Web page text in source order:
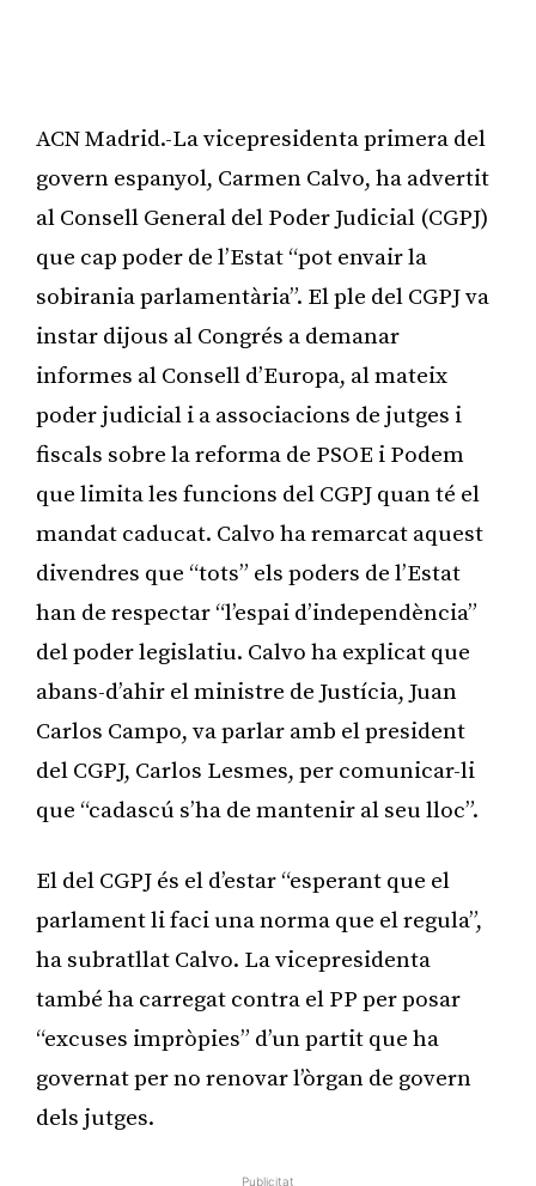
ACN Madrid.-La vicepresidenta primera del
govern espanyol, Carmen Calvo, ha advertit
al Consell General del Poder Judicial (CGPJ)
que cap poder de l’Estat “pot envair la
sobirania parlamentària”. El ple del CGPJ va
instar dijous al Congrés a demanar
informes al Consell d’Europa, al mateix
poder judicial i a associacions de jutges i
fiscals sobre la reforma de PSOE i Podem
que limita les funcions del CGPJ quan té el
mandat caducat. Calvo ha remarcat aquest
divendres que “tots” els poders de l’Estat
han de respectar “l’espai d’independència”
del poder legislatiu. Calvo ha explicat que
abans-d’ahir el ministre de Justícia, Juan
Carlos Campo, va parlar amb el president
del CGPJ, Carlos Lesmes, per comunicar-li
que “cadascú s’ha de mantenir al seu lloc”.
El del CGPJ és el d’estar “esperant que el
parlament li faci una norma que el regula”,
ha subratllat Calvo. La vicepresidenta
també ha carregat contra el PP per posar
“excuses impròpies” d’un partit que ha
governat per no renovar l’òrgan de govern
dels jutges.
Publicitat